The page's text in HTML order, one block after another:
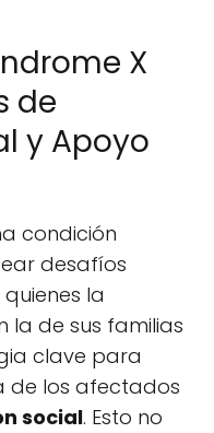
X
de
y Apoyo
condición
desafíos
la
la de sus familias
clave para
de los afectados
social. Esto no